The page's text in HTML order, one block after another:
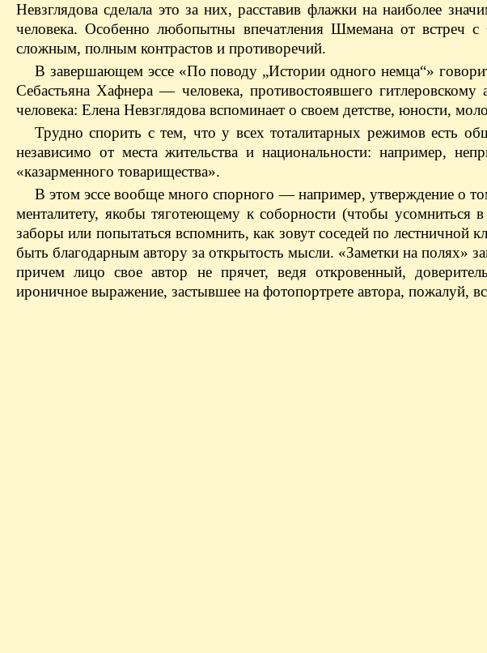
Невзглядова сделала это за них, расставив флажки на наиболее
человека. Особенно любопытны впечатления Шмемана от встреч
сложным, полным контрастов и противоречий.
В завершающем эссе «По поводу „Истории одного немца“»
Себастьяна Хафнера — человека, противостоявшего
человека: Елена Невзглядова вспоминает о своем детстве, юности,
Трудно спорить с тем, что у всех тоталитарных режимов есть
независимо от места жительства и национальности: например,
«казарменного товарищества».
В этом эссе вообще много спорного — например, утверждение о
менталитету, якобы тяготеющему к соборности (чтобы усомниться
заборы или попытаться вспомнить, как зовут соседей по лестничной
быть благодарным автору за открытость мысли. «Заметки на полях»
причем лицо свое автор не прячет, ведя откровенный,
ироничное выражение, застывшее на фотопортрете автора, пожалуй,